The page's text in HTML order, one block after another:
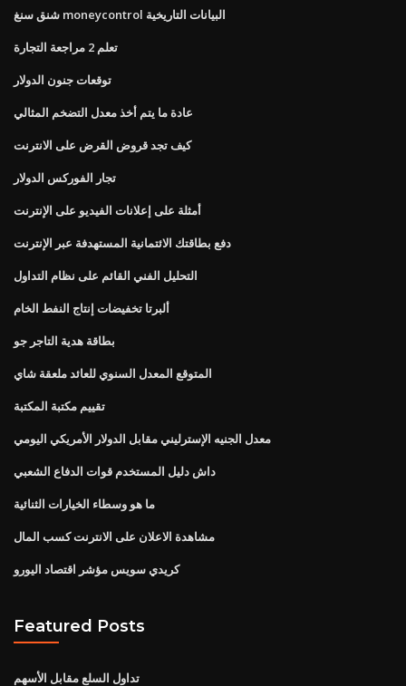
شنق سنغ moneycontrol البيانات التاريخية
تعلم 2 مراجعة التجارة
توقعات جنون الدولار
عادة ما يتم أخذ معدل التضخم المثالي
كيف تجد قروض القرض على الانترنت
تجار الفوركس الدولار
أمثلة على إعلانات الفيديو على الإنترنت
دفع بطاقتك الائتمانية المستهدفة عبر الإنترنت
التحليل الفني القائم على نظام التداول
ألبرتا تخفيضات إنتاج النفط الخام
بطاقة هدية التاجر جو
المتوقع المعدل السنوي للعائد ملعقة شاي
تقييم مكتبة المكتبة
معدل الجنيه الإسترليني مقابل الدولار الأمريكي اليومي
داش دليل المستخدم قوات الدفاع الشعبي
ما هو وسطاء الخيارات الثنائية
مشاهدة الاعلان على الانترنت كسب المال
كريدي سويس مؤشر اقتصاد اليورو
Featured Posts
تداول السلع مقابل الأسهم